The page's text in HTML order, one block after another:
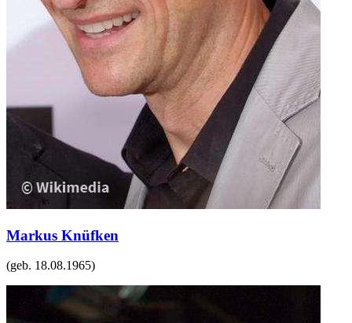
Markus Knüfken
(geb. 18.08.1965)